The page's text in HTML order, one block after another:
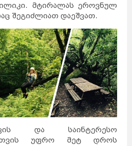
მტირალას ეროვნულ
შეგიძლიათ დაეშვათ.
და საინტერესო
უფრო მეტ დროს